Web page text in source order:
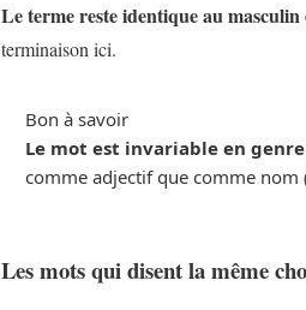
Le terme reste identique au
terminaison ici.
Bon à savoir
Le mot est invariable en genre
comme adjectif que comme nom
Les mots qui disent la même